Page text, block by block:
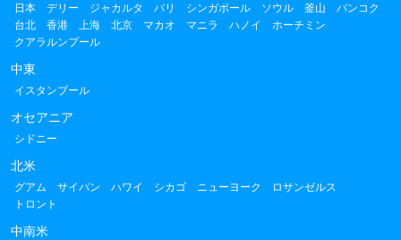
日本 デリー ジャカルタ バリ シンガポール ソウル 釜山
バンコク
台北
香港 上海 北京 マカオ マニラ ハノイ
ホーチミン
クアラルンプール
中東
イスタンブール
オセアニア
シドニー
北米
グアム サイパン ハワイ シカゴ ニューヨーク
ロサンゼルス
トロント
中南米